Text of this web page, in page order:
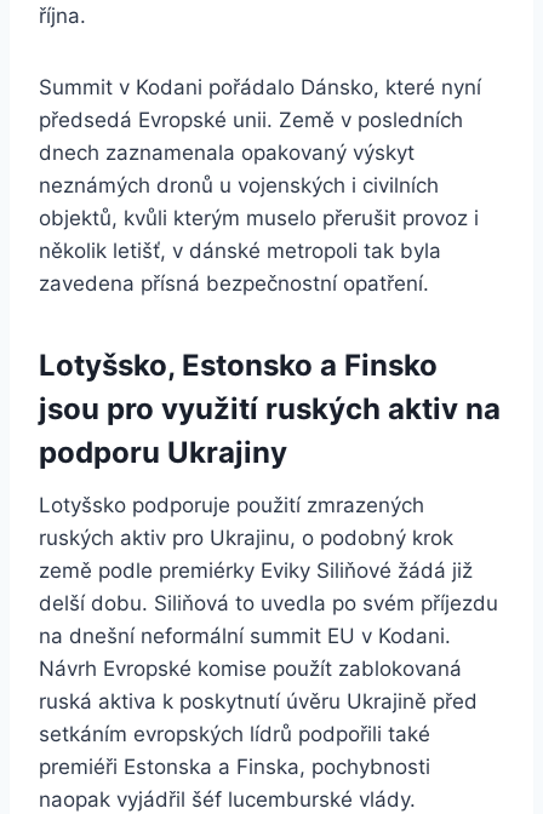
října.
Summit v Kodani pořádalo Dánsko, které nyní
předsedá Evropské unii. Země v posledních
dnech zaznamenala opakovaný výskyt
neznámých dronů u vojenských i civilních
objektů, kvůli kterým muselo přerušit provoz i
několik letišť, v dánské metropoli tak byla
zavedena přísná bezpečnostní opatření.
Lotyšsko, Estonsko a Finsko
jsou pro využití ruských aktiv na
podporu Ukrajiny
Lotyšsko podporuje použití zmrazených
ruských aktiv pro Ukrajinu, o podobný krok
země podle premiérky Eviky Siliňové žádá již
delší dobu. Siliňová to uvedla po svém příjezdu
na dnešní neformální summit EU v Kodani.
Návrh Evropské komise použít zablokovaná
ruská aktiva k poskytnutí úvěru Ukrajině před
setkáním evropských lídrů podpořili také
premiéři Estonska a Finska, pochybnosti
naopak vyjádřil šéf lucemburské vlády.